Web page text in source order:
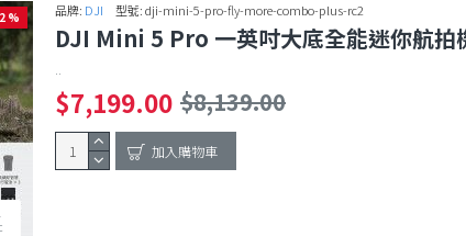
% 品牌: DJI 型號:dji-mini-5-pro-fly-more-combo-plus-rc2
DJI Mini 5 Pro 一英吋大底全能迷你航拍
..
$7,199.00 $8,139.00
加入購物車